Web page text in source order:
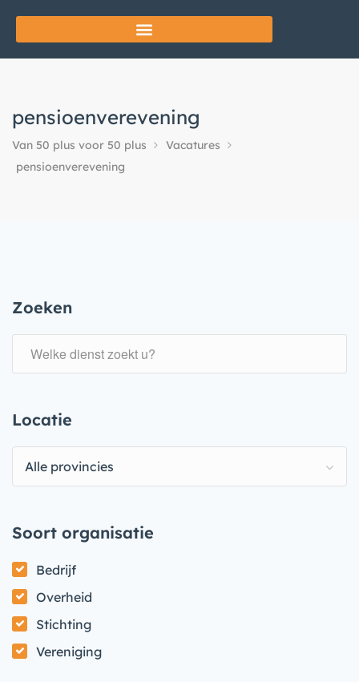
pensioenverevening
Van 50 plus voor 50 plus
Vacatures
pensioenverevening
Zoeken
Locatie
Alle provincies
Soort organisatie
Bedrijf
Overheid
Stichting
Vereniging